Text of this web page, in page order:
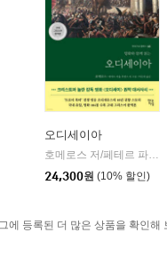
오디세이아
호메로스 저/페테르 파울 루벤스 그림/박문재 역
24,300원 (10% 할인)
에 등록된 더 많은 상품을 확인해